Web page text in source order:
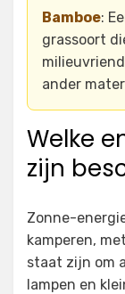
Bamboe:
grassoort
ander
Welke
zijn
Zonne-
kamperen,
staat zijn om
lampen en